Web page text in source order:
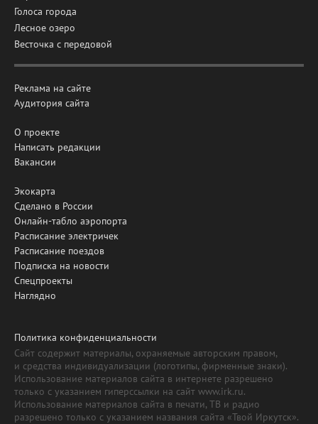
Голоса города
Лесное озеро
Весточка с передовой
Реклама на сайте
Аудитория сайта
О проекте
Написать редакции
Вакансии
Экокарта
Сделано в России
Онлайн-табло аэропорта
Расписание электричек
Расписание поездов
Подписка на новости
Спецпроекты
Наглядно
Политика конфиденциальности
Сайт содержит материалы, охраняемые авторским правом,
и средства индивидуализации (логотипы, фирменные знаки).
Использование материалов сайта в интернете разрешено
только с указанием гиперссылки на сайт www.irk.ru.
Использование материалов сайта в печати, ТВ и радио
разрешено только с указанием названия сайта «Твой Иркутск».